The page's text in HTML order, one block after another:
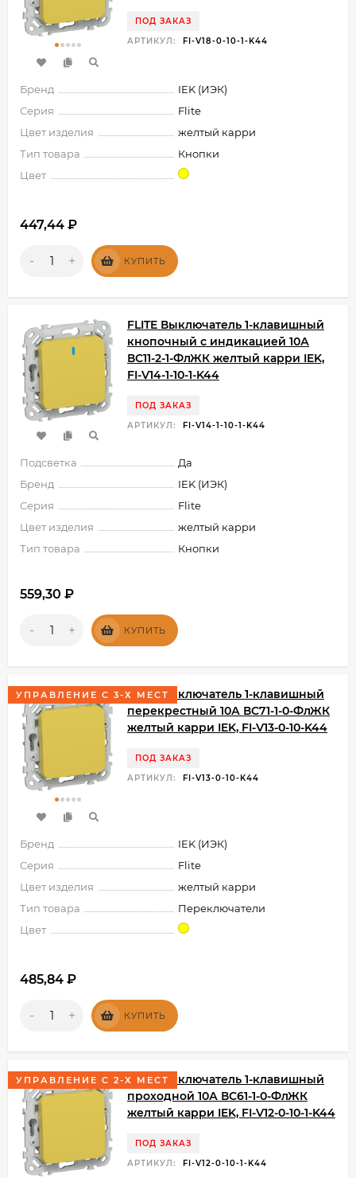
ПОД ЗАКАЗ
АРТИКУЛ:
FI-V18-0-10-1-K44
Бренд
IEK (ИЭК)
Серия
Flite
Цвет изделия
желтый карри
Тип товара
Кнопки
Цвет
447,44 ₽
- + КУПИТЬ
FLITE Выключатель 1-клавишный
кнопочный с индикацией 10А
ВС11-2-1-ФлЖК желтый карри IEK,
FI-V14-1-10-1-K44
ПОД ЗАКАЗ
АРТИКУЛ:
FI-V14-1-10-1-K44
Подсветка
Да
Бренд
IEK (ИЭК)
Серия
Flite
Цвет изделия
желтый карри
Тип товара
Кнопки
559,30 ₽
- + КУПИТЬ
УПРАВЛЕНИЕ С 3-Х МЕСТFLITE Выключатель 1-клавишный
перекрестный 10А ВС71-1-0-ФлЖК
желтый карри IEK, FI-V13-0-10-K44
ПОД ЗАКАЗ
АРТИКУЛ:
FI-V13-0-10-K44
Бренд
IEK (ИЭК)
Серия
Flite
Цвет изделия
желтый карри
Тип товара
Переключатели
Цвет
485,84 ₽
- + КУПИТЬ
УПРАВЛЕНИЕ С 2-Х МЕСТFLITE Выключатель 1-клавишный
проходной 10А ВС61-1-0-ФлЖК
желтый карри IEK, FI-V12-0-10-1-K44
ПОД ЗАКАЗ
АРТИКУЛ:
FI-V12-0-10-1-K44